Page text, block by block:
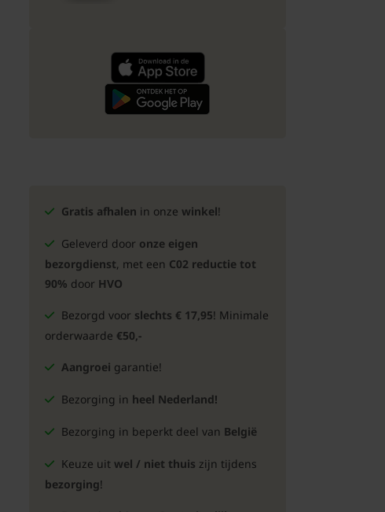
Gratis afhalen in onze winkel!
Geleverd door onze eigen
bezorgdienst, met een C02 reductie tot
90% door HVO
Bezorgd voor slechts € 17,95! Minimale
orderwaarde €50,-
Aangroei garantie!
Bezorging in heel Nederland!
Bezorging in beperkt deel van België
Keuze uit wel / niet thuis zijn tijdens
bezorging!